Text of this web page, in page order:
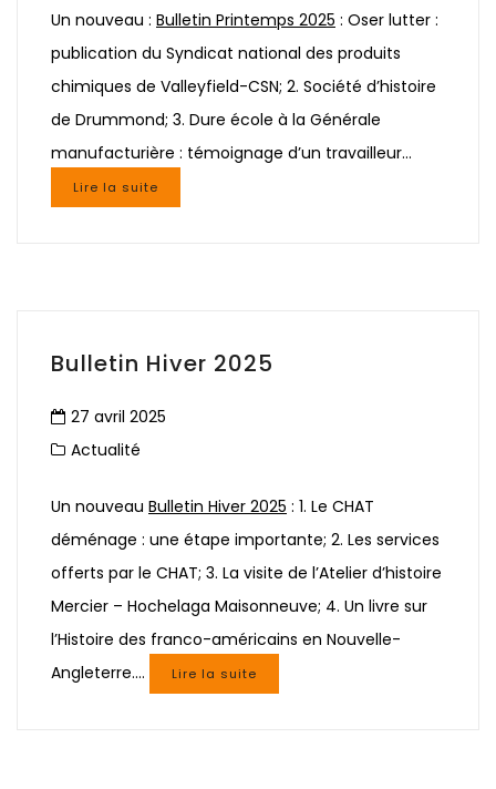
Un nouveau : Bulletin Printemps 2025 : Oser lutter :
publication du Syndicat national des produits
chimiques de Valleyfield-CSN; 2. Société d’histoire
de Drummond; 3. Dure école à la Générale
manufacturière : témoignage d’un travailleur…
Lire la suite
Bulletin Hiver 2025
27 avril 2025
Actualité
Un nouveau Bulletin Hiver 2025 : 1. Le CHAT
déménage : une étape importante; 2. Les services
offerts par le CHAT; 3. La visite de l’Atelier d’histoire
Mercier – Hochelaga Maisonneuve; 4. Un livre sur
l’Histoire des franco-américains en Nouvelle-
Angleterre.…
Lire la suite